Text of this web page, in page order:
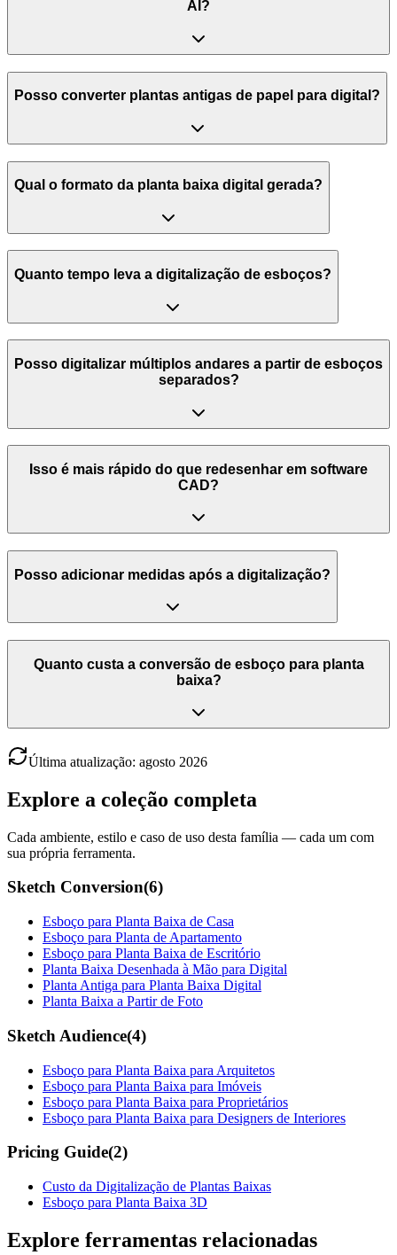
AI?
Posso converter plantas antigas de papel para digital?
Qual o formato da planta baixa digital gerada?
Quanto tempo leva a digitalização de esboços?
Posso digitalizar múltiplos andares a partir de esboços
separados?
Isso é mais rápido do que redesenhar em software
CAD?
Posso adicionar medidas após a digitalização?
Quanto custa a conversão de esboço para planta
baixa?
Última atualização: agosto 2026
Explore a coleção completa
Cada ambiente, estilo e caso de uso desta família — cada um com
sua própria ferramenta.
Sketch Conversion(6)
Esboço para Planta Baixa de Casa
Esboço para Planta de Apartamento
Esboço para Planta Baixa de Escritório
Planta Baixa Desenhada à Mão para Digital
Planta Antiga para Planta Baixa Digital
Planta Baixa a Partir de Foto
Sketch Audience(4)
Esboço para Planta Baixa para Arquitetos
Esboço para Planta Baixa para Imóveis
Esboço para Planta Baixa para Proprietários
Esboço para Planta Baixa para Designers de Interiores
Pricing Guide(2)
Custo da Digitalização de Plantas Baixas
Esboço para Planta Baixa 3D
Explore ferramentas relacionadas